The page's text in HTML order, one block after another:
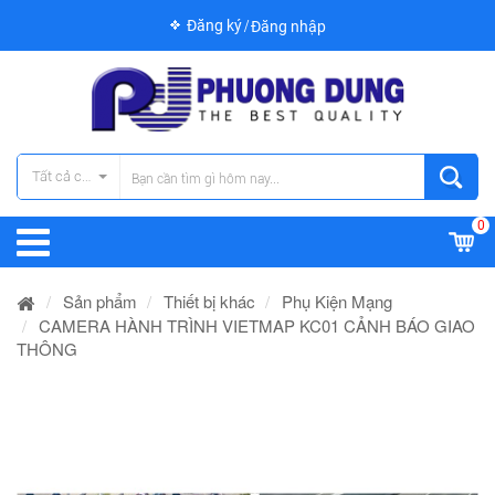
Đăng ký Đăng nhập
Tất cả các danh mục
0
Sản phẩm Thiết bị khác
Phụ Kiện Mạng
CAMERA HÀNH TRÌNH VIETMAP KC01 CẢNH BÁO GIAO
THÔNG